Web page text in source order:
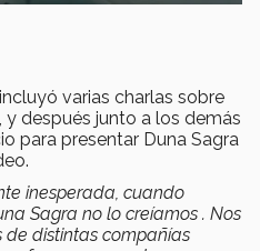
varias charlas sobre
y después junto a los demás
para presentar Duna Sagra
inesperada, cuando
Sagra no lo creíamos . Nos
de distintas compañías